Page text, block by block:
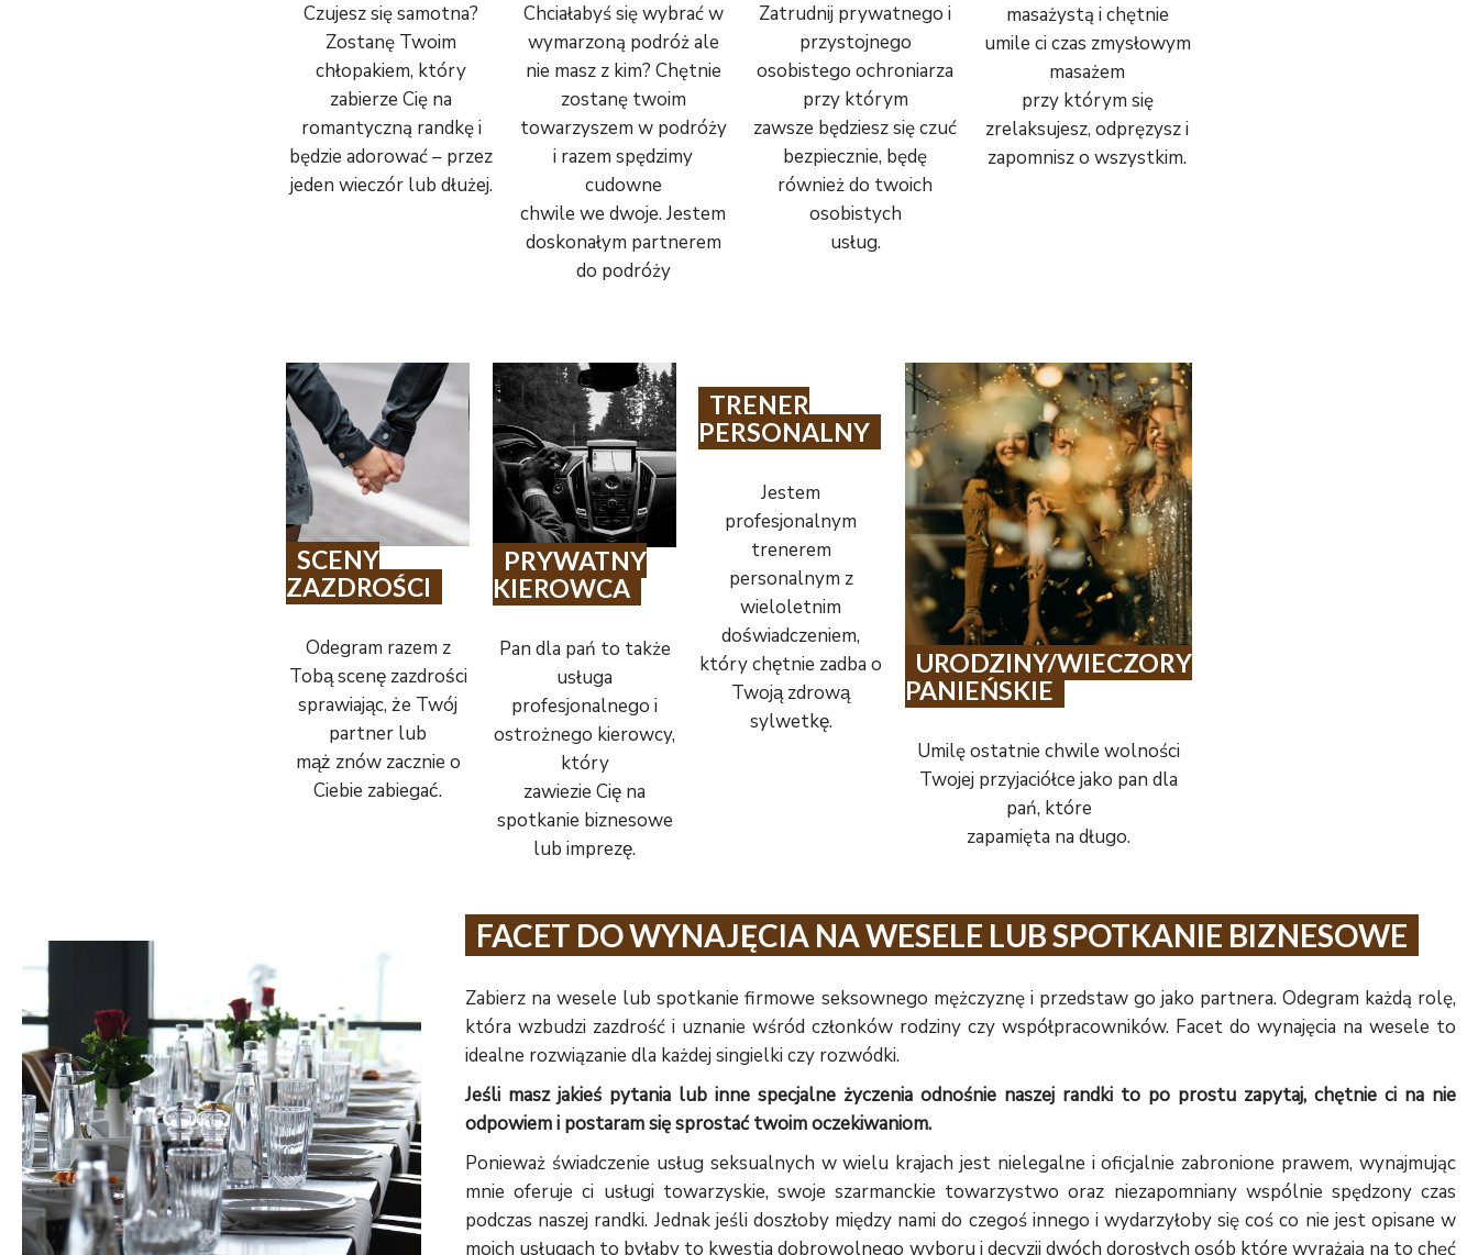
Czujesz się samotna?
Zostanę Twoim
chłopakiem, który
zabierze Cię na
romantyczną randkę i
będzie adorować – przez
jeden wieczór lub dłużej.
Chciałabyś się wybrać w
wymarzoną podróż ale
nie masz z kim? Chętnie
zostanę twoim
towarzyszem w podróży
i razem spędzimy
cudowne
chwile we dwoje. Jestem
doskonałym partnerem
do podróży
Zatrudnij prywatnego i
przystojnego
osobistego ochroniarza
przy którym
zawsze będziesz się czuć
bezpiecznie, będę
również do twoich
osobistych
usług.
masażystą i chętnie
umile ci czas zmysłowym
masażem
przy którym się
zrelaksujesz, odpręzysz i
zapomnisz o wszystkim.
SCENY
ZAZDROŚCI
Odegram razem z
Tobą scenę zazdrości
sprawiając, że Twój
partner lub
mąż znów zacznie o
Ciebie zabiegać.
PRYWATNY
KIEROWCA
Pan dla pań to także
usługa
profesjonalnego i
ostrożnego kierowcy,
który
zawiezie Cię na
spotkanie biznesowe
lub imprezę.
TRENER
PERSONALNY
Jestem
profesjonalnym
trenerem
personalnym z
wieloletnim
doświadczeniem,
który chętnie zadba o
Twoją zdrową
sylwetkę.
URODZINY/WIECZORY
PANIEŃSKIE
Umilę ostatnie chwile wolności
Twojej przyjaciółce jako pan dla
pań, które
zapamięta na długo.
FACET DO WYNAJĘCIA NA WESELE LUB SPOTKANIE BIZNESOWE
Zabierz na wesele lub spotkanie firmowe seksownego mężczyznę i przedstaw go jako partnera. Odegram każdą rolę,
która wzbudzi zazdrość i uznanie wśród członków rodziny czy współpracowników. Facet do wynajęcia na wesele to
idealne rozwiązanie dla każdej singielki czy rozwódki.
Jeśli masz jakieś pytania lub inne specjalne życzenia odnośnie naszej randki to po prostu zapytaj, chętnie ci na nie
odpowiem i postaram się sprostać twoim oczekiwaniom.
Ponieważ świadczenie usług seksualnych w wielu krajach jest nielegalne i oficjalnie zabronione prawem, wynajmując
mnie oferuje ci usługi towarzyskie, swoje szarmanckie towarzystwo oraz niezapomniany wspólnie spędzony czas
podczas naszej randki. Jednak jeśli doszłoby między nami do czegoś innego i wydarzyłoby się coś co nie jest opisane w
moich usługach to byłaby to kwestia dobrowolnego wyboru i decyzji dwóch dorosłych osób które wyrażają na to chęć